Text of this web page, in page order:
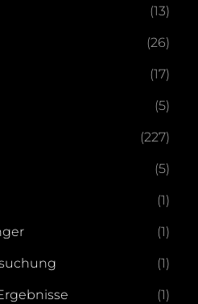
(13)
(26)
(17)
(5)
(227)
(5)
(1)
(1)
(1)
(1)